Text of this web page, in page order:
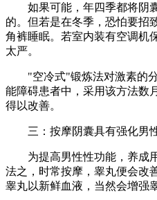
如果可能，年四季都将阴
的。但若是在冬季，恐怕要招
角裤睡眠。若室内装有空调机
太严。
"空冷式"锻炼法对激素的分
能障碍患者中，采用该方法数
得以改善。
三：按摩阴囊具有强化男
为提高男性性功能，养成
法之，时常按摩，睾丸便会改
睾丸以新鲜血液，当然会增强